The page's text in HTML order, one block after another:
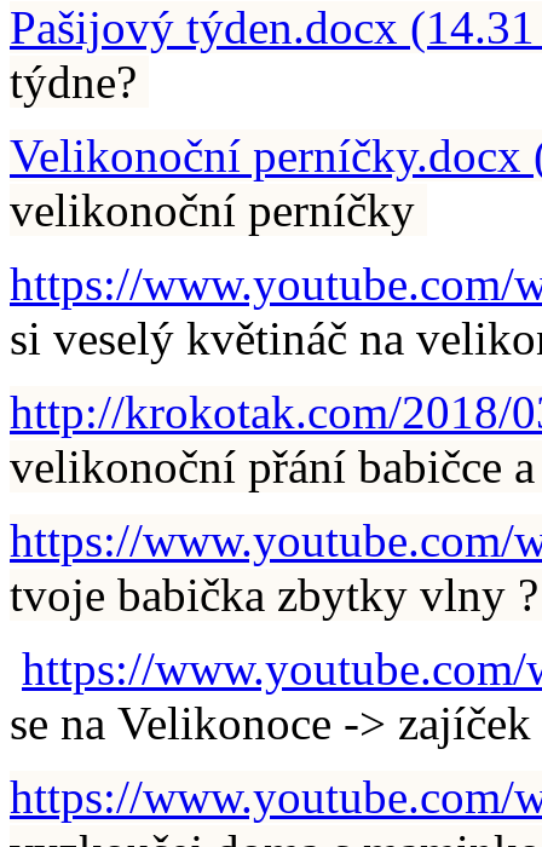
Pašijový týden.docx
týdne?
Velikonoční perníčky.docx
velikonoční perníčky
https://www.youtube.com/
si veselý květináč na
http://krokotak.com/2018/
velikonoční přání babičce
https://www.youtube.com/
tvoje babička zbytky vlny
https://
se na Velikonoce ->
https://www.youtube.com/